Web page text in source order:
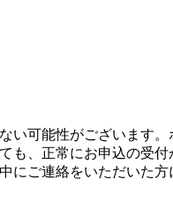
い可能性がございます
、正常にお申込の受付
ご連絡をいただいた